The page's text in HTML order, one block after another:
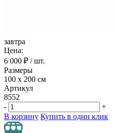
завтра
Цена:
6 000 ₽ / шт.
Размеры
100 х 200 см
Артикул
8552
-
+
В корзину Купить в один клик